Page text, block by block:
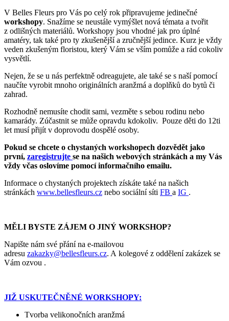
V Belles Fleurs pro Vás po celý rok připravujeme jedinečné
workshopy. Snažíme se neustále vymýšlet nová témata a tvořit
z odlišných materiálů. Workshopy jsou vhodné jak pro úplné
amatéry, tak také pro ty zkušenější a zručnější jedince. Kurz je vždy
veden zkušeným floristou, který Vám se vším pomůže a rád cokoliv
vysvětlí.
Nejen, že se u nás perfektně odreagujete, ale také se s naší pomocí
naučíte vyrobit mnoho originálních aranžmá a doplňků do bytů či
zahrad.
Rozhodně nemusíte chodit sami, vezměte s sebou rodinu nebo
kamarády. Zúčastnit se může opravdu kdokoliv. Pouze děti do 12ti
let musí přijít v doprovodu dospělé osoby.
Pokud se chcete o chystaných workshopech dozvědět jako
první, zaregistrujte se na našich webových stránkách a my Vás
vždy včas oslovíme pomocí informačního emailu.
Informace o chystaných projektech získáte také na našich
stránkách www.bellesfleurs.cz nebo sociální síti FB a IG .
MĚLI BYSTE ZÁJEM O JINÝ WORKSHOP?
Napište nám své přání na e-mailovou
adresu zakazky@bellesfleurs.cz. A kolegové z oddělení zakázek se
Vám ozvou .
JIŽ USKUTEČNĚNÉ WORKSHOPY:
Tvorba velikonočních aranžmá